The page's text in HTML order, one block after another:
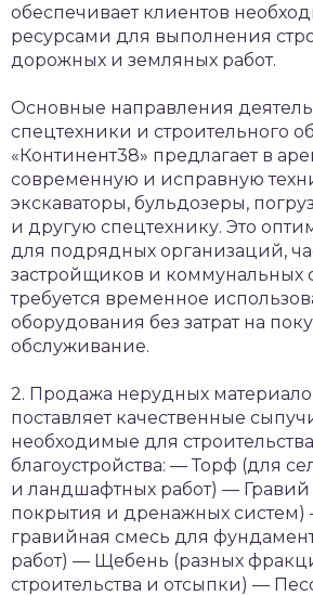
обеспечивает клиентов
ресурсами для выполнения
дорожных и земляных работ.
Основные направления
спецтехники и строительного
«Континент38» предлагает в
современную и исправную
экскаваторы, бульдозеры,
и другую спецтехнику. Это
для подрядных организаций,
застройщиков и коммунальных
требуется временное
оборудования без затрат на
обслуживание.
2. Продажа нерудных
поставляет качественные
необходимые для
благоустройства: — Торф (для
и ландшафтных работ) — Гравий
покрытия и дренажных систем)
гравийная смесь для
работ) — Щебень (разных
строительства и отсыпки) —